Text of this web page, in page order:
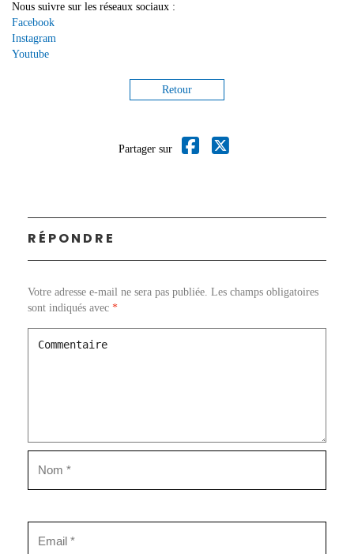
Nous suivre sur les réseaux sociaux :
Facebook
Instagram
Youtube
Retour
Partager sur
RÉPONDRE
Votre adresse e-mail ne sera pas publiée. Les champs obligatoires
sont indiqués avec *